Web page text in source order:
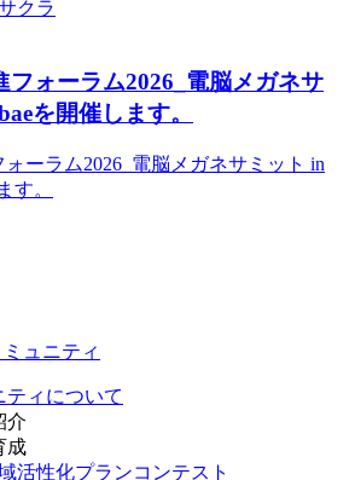
クラ
フォーラム2026_電脳メガネサ
を開催します。
ーラム2026_電脳メガネサミット in
す。
ティについて
介
成
活性化プランコンテスト